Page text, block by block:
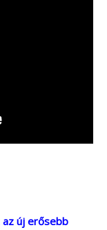
az új erősebb